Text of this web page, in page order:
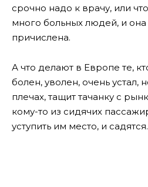
срочно надо к врачу, или
много больных людей, и
причислена.
А что делают в Европе те,
болен, уволен, очень устал,
плечах, тащит тачанку с
кому-то из сидячих
уступить им место, и садятся.